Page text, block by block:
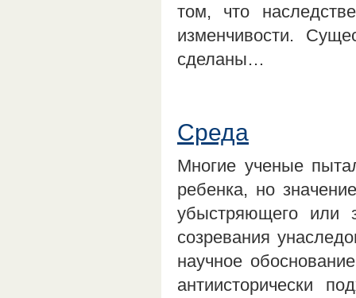
том, что
изменчивости.
сделаны…
Среда
Многие ученые
ребенка, но
убыстряющего или
созревания
научное
антиисторически